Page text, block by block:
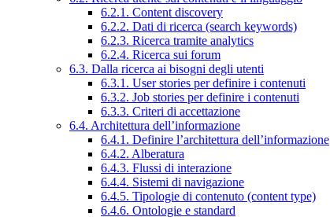
6.2.1. Content discovery
6.2.2. Dati di ricerca (search keywords)
6.2.3. Ricerca tramite analytics
6.2.4. Ricerca sui forum
6.3. Dalla ricerca ai bisogni degli utenti
6.3.1. User stories per definire i contenuti
6.3.2. Job stories per definire i contenuti
6.3.3. Criteri di accettazione
6.4. Architettura dell’informazione
6.4.1. Definire l’architettura dell’informazione
6.4.2. Alberatura
6.4.3. Flussi di interazione
6.4.4. Sistemi di navigazione
6.4.5. Tipologie di contenuto (content type)
6.4.6. Ontologie e standard